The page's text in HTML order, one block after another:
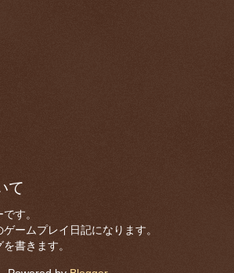
て
す。
ームプレイ日記になります。
書きます。